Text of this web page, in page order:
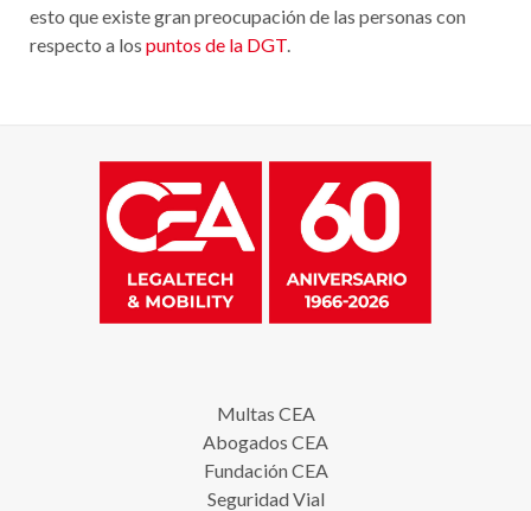
esto que existe gran preocupación de las personas con
respecto a los puntos de la DGT.
Multas CEA
Abogados CEA
Fundación CEA
Seguridad Vial